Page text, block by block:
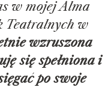
w mojej Alma
Teatralnych w
wzruszona
się spełniona i
po swoje